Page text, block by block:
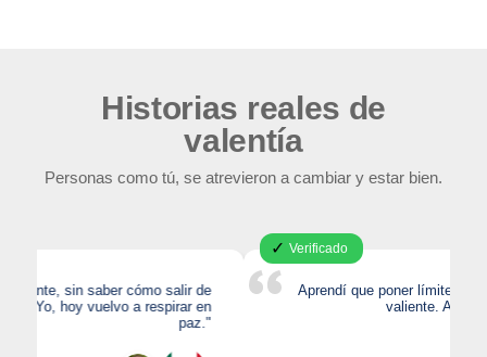
Historias reales de
valentía
Personas como tú, se atrevieron a cambiar y estar bien.
Aprendí que poner límites no me hace egoísta, sino
valiente. Ahora me priorizo sin culpa."